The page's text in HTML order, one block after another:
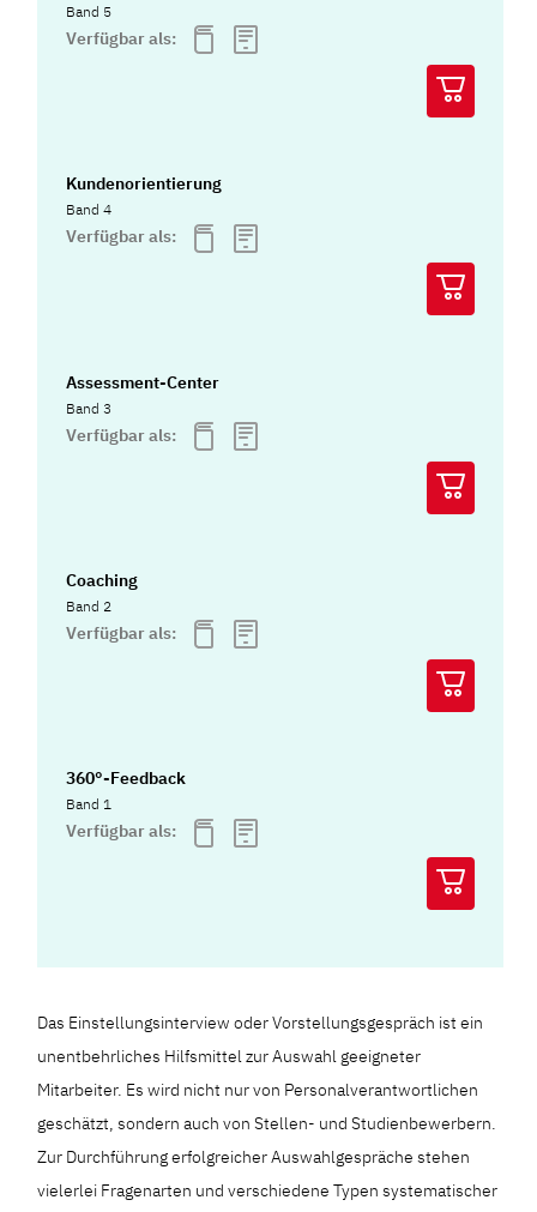
Band 5
Verfügbar als:
Kundenorientierung
Band 4
Verfügbar als:
Assessment-Center
Band 3
Verfügbar als:
Coaching
Band 2
Verfügbar als:
360°-Feedback
Band 1
Verfügbar als:
Das Einstellungsinterview oder Vorstellungsgespräch ist ein
unentbehrliches Hilfsmittel zur Auswahl geeigneter
Mitarbeiter. Es wird nicht nur von Personalverantwortlichen
geschätzt, sondern auch von Stellen- und Studienbewerbern.
Zur Durchführung erfolgreicher Auswahlgespräche stehen
vielerlei Fragenarten und verschiedene Typen systematischer